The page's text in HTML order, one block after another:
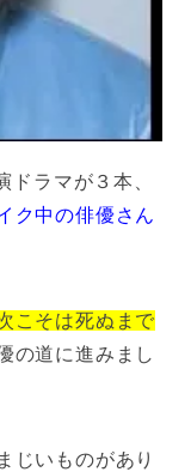
ラマが３本、
ク中の俳優さん
次こそは死ぬまで
の道に進みまし
じいものがあり